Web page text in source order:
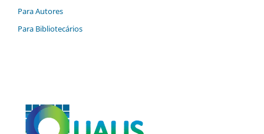
Para Autores
Para Bibliotecários